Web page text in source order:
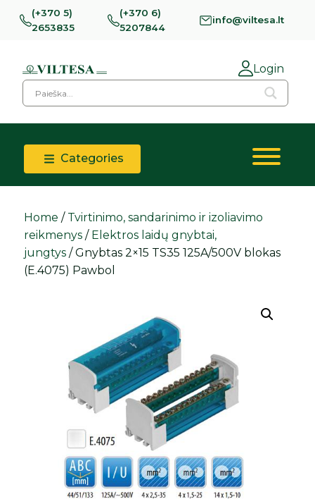
(+370 5)
2653835
(+370 6)
5207844
info@viltesa.lt
Login
Categories
Home / Tvirtinimo, sandarinimo ir izoliavimo
reikmenys / Elektros laidų gnybtai,
jungtys / Gnybtas 2×15 TS35 125A/500V blokas
(E.4075) Pawbol